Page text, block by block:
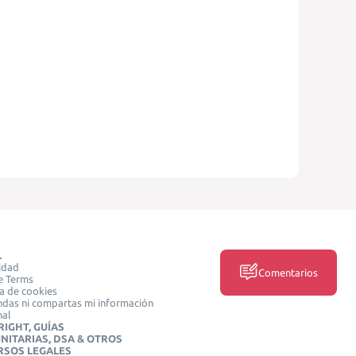
Terms
de cookies
ni compartas mi información
GUÍAS
DSA & OTROS
LEGALES
Comentarios